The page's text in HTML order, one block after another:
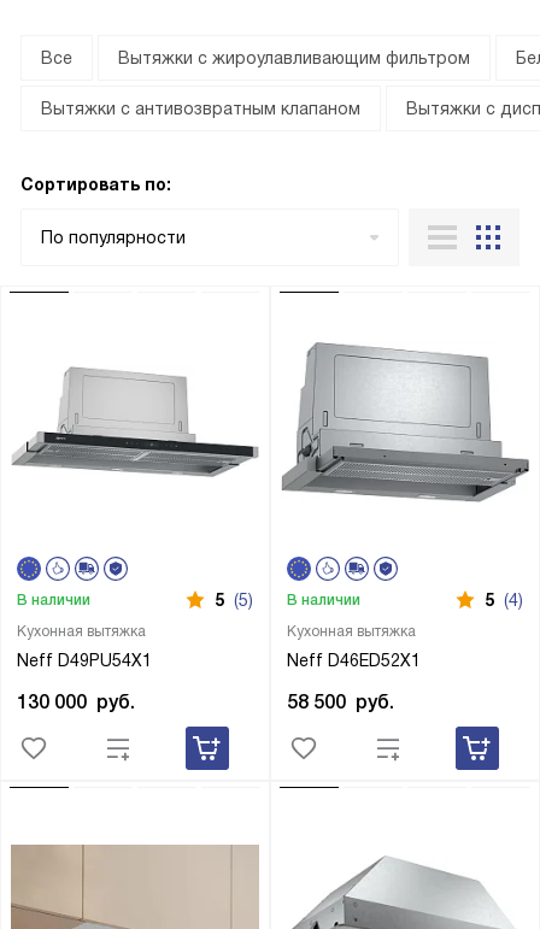
Все Вытяжки с жироулавливающим фильтром
Вытяжки с антивозвратным клапаном Вытяжки с
Сортировать по:
По популярности
Кухонная вытяжка
Neff D49PU54X1
В наличии 5 (5)
130 000 руб.
Кухонная вытяжка
Neff D46ED52X1
В наличии 5 (4)
58 500 руб.